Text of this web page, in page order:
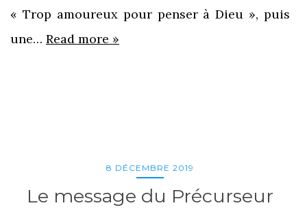
« Trop amoureux pour penser à Dieu », puis
une… Read more »
8 DÉCEMBRE 2019
Le message du Précurseur